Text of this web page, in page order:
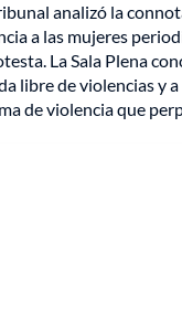
analizó la
a las mujeres
La Sala Plena
libre de violencias y
de violencia que